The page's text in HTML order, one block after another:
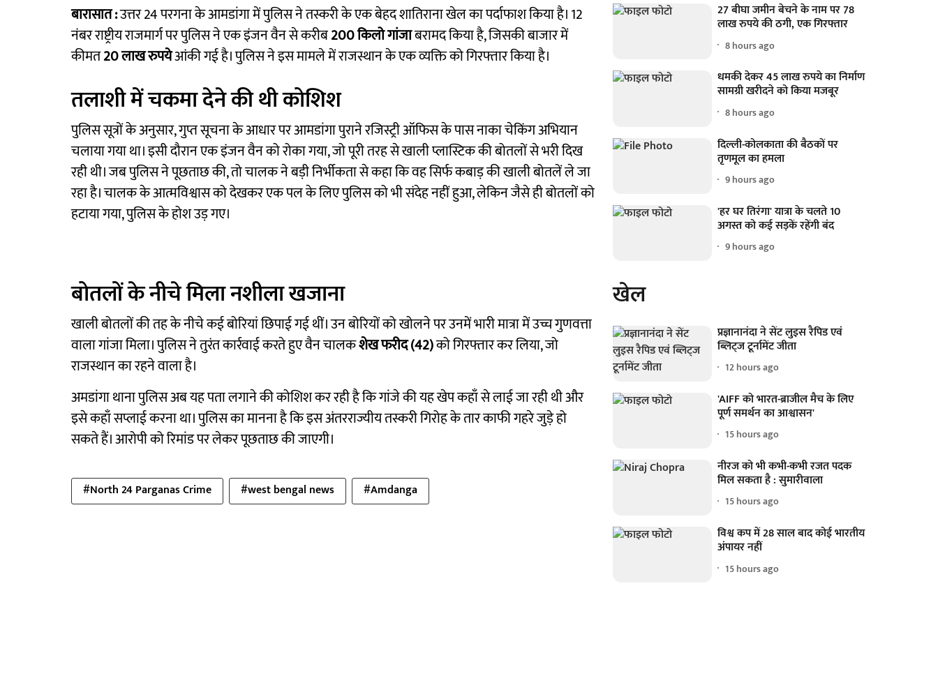
बारासात :उत्तर 24 परगना के आमडांगा में पुलिस ने तस्करी के एक बेहद शातिराना खेल का पर्दाफाश किया है। 12
नंबर राष्ट्रीय राजमार्ग पर पुलिस ने एक इंजन वैन से करीब200 किलो गांजाबरामद किया है, जिसकी बाजार में
कीमत20 लाख रुपयेआंकी गई है। पुलिस ने इस मामले में राजस्थान के एक व्यक्ति को गिरफ्तार किया है।
तलाशी में चकमा देने की थी कोशिश
पुलिस सूत्रों के अनुसार, गुप्त सूचना के आधार पर आमडांगा पुराने रजिस्ट्री ऑफिस के पास नाका चेकिंग अभियान
चलाया गया था। इसी दौरान एक इंजन वैन को रोका गया, जो पूरी तरह से खाली प्लास्टिक की बोतलों से भरी दिख
रही थी। जब पुलिस ने पूछताछ की, तो चालक ने बड़ी निर्भीकता से कहा कि वह सिर्फ कबाड़ की खाली बोतलें ले जा
रहा है। चालक के आत्मविश्वास को देखकर एक पल के लिए पुलिस को भी संदेह नहीं हुआ, लेकिन जैसे ही बोतलों को
हटाया गया, पुलिस के होश उड़ गए।
बोतलों के नीचे मिला नशीला खजाना
खाली बोतलों की तह के नीचे कई बोरियां छिपाई गई थीं। उन बोरियों को खोलने पर उनमें भारी मात्रा में उच्च गुणवत्ता
वाला गांजा मिला। पुलिस ने तुरंत कार्रवाई करते हुए वैन चालकशेख फरीद (42)को गिरफ्तार कर लिया, जो
राजस्थान का रहने वाला है।
अमडांगा थाना पुलिस अब यह पता लगाने की कोशिश कर रही है कि गांजे की यह खेप कहाँ से लाई जा रही थी और
इसे कहाँ सप्लाई करना था। पुलिस का मानना है कि इस अंतरराज्यीय तस्करी गिरोह के तार काफी गहरे जुड़े हो
सकते हैं। आरोपी को रिमांड पर लेकर पूछताछ की जाएगी।
#North 24 Parganas Crime #west bengal news #Amdanga
27 बीघा जमीन बेचने के नाम पर 78
लाख रुपये की ठगी, एक गिरफ्तार
8 hours ago
धमकी देकर 45 लाख रुपये का निर्माण
सामग्री खरीदने को किया मजबूर
8 hours ago
दिल्ली-कोलकाता की बैठकों पर
तृणमूल का हमला
9 hours ago
'हर घर तिरंगा' यात्रा के चलते 10
अगस्त को कई सड़कें रहेंगी बंद
9 hours ago
खेल
प्रज्ञानानंदा ने सेंट लुइस रैपिड एवं
ब्लिट्ज टूर्नामेंट जीता
12 hours ago
'AIFF को भारत-ब्राजील मैच के लिए
पूर्ण समर्थन का आश्वासन'
15 hours ago
नीरज को भी कभी-कभी रजत पदक
मिल सकता है : सुमारीवाला
15 hours ago
विश्व कप में 28 साल बाद कोई भारतीय
अंपायर नहीं
15 hours ago